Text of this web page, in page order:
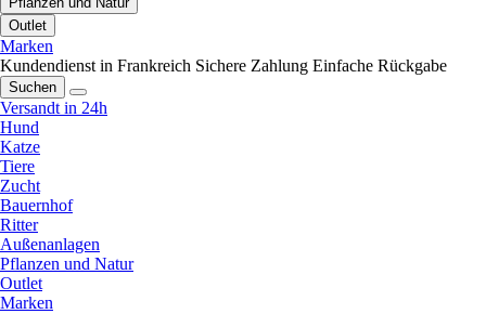
Outlet
Marken
Kundendienst in Frankreich Sichere Zahlung Einfache Rückgabe
Suchen
Versandt in 24h
Hund
Katze
Tiere
Zucht
Bauernhof
Ritter
Außenanlagen
Pflanzen und Natur
Outlet
Marken